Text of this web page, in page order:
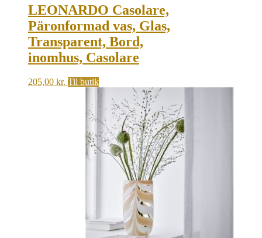
LEONARDO Casolare,
Päronformad vas, Glas,
Transparent, Bord,
inomhus, Casolare
205,00 kr. Til butik